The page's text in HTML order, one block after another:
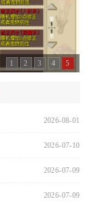
1 2 3 4 5
2026-08-01
2026-07-10
2026-07-09
2026-07-09